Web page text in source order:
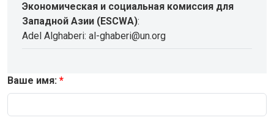
Экономическая и социальная комиссия для
Западной Азии (ESCWA):
Adel Alghaberi: al-ghaberi@un.org
Ваше имя: